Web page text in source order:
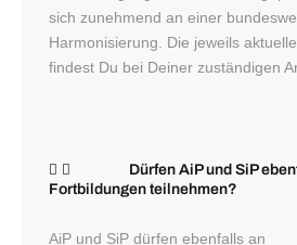
sich zunehmend an einer
Harmonisierung. Die jeweils
findest Du bei Deiner zuständigen
Dürfen AiP und SiP
Fortbildungen teilnehmen?
AiP und SiP dürfen ebenfalls an